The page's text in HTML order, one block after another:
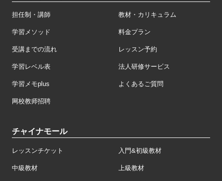
担任制・講師 教材・カリキュラム
学習メソッド 料金プラン
受講までの流れ レッスン予約
学習レベル表 法人研修サービス
学習メモplus よくあるご質問
网校教师招聘
チャイナモール
レッスンチケット 入門&初級教材
中級教材 上級教材